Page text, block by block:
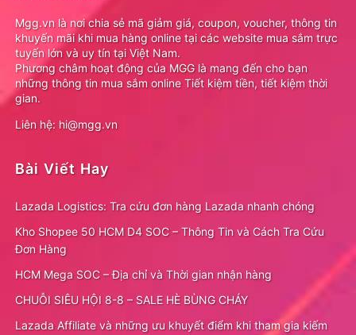
Mgg.vn là nơi chia sẻ mã giảm giá, coupon, voucher, thông tin
khuyến mãi khi mua hàng online tại các website mua sắm trực
tuyến lớn và uy tín tại Việt Nam.
Phương châm hoạt động của MGG là mang đến cho bạn
những thông tin mua sắm online Tiết kiệm tiền, tiết kiệm thời
gian.
Liên hệ: hi@mgg.vn
Bài Viết Hay
Lazada Logistics: Tra cứu đơn hàng Lazada nhanh chóng
Kho Shopee 50 HCM D4 SOC – Thông Tin và Cách Tra Cứu
Đơn Hàng
HCM Mega SOC – Địa chỉ và Thời gian nhận hàng
CHUỖI SIÊU HỘI 8-8 – SALE HÈ BÙNG CHÁY
Lazada Affiliate và những ưu khuyết điểm khi tham gia kiếm